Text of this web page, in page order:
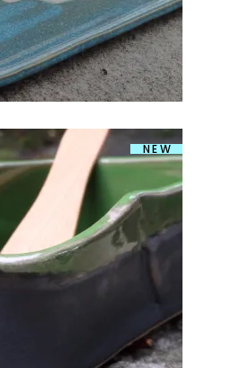
NEW
VÕIPAKIHOIDJA
€20.00